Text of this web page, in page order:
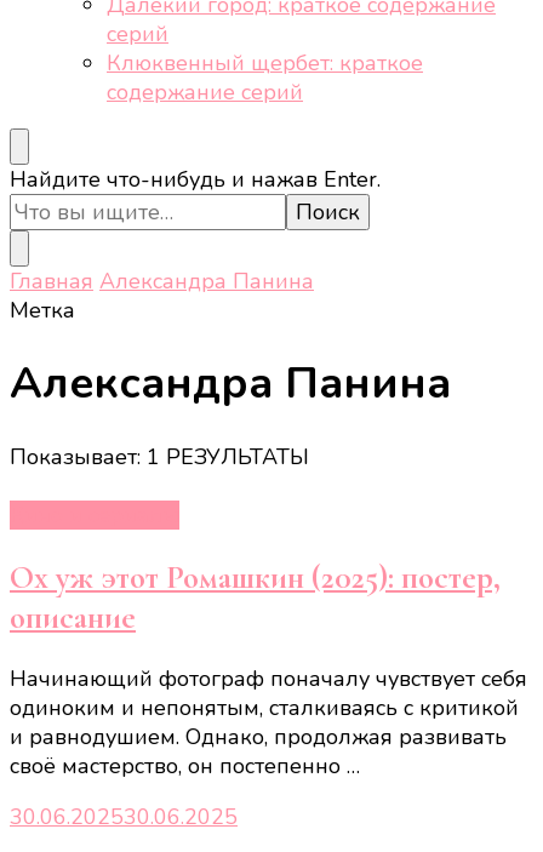
серий
Клюквенный щербет: краткое
содержание серий
Ищите
что-
то?
Найдите что-нибудь и нажав Enter.
Главная Александра Панина
Метка
Александра Панина
Показывает: 1 РЕЗУЛЬТАТЫ
Ох уж этот Ромашкин (2025): постер,
описание
Начинающий фотограф поначалу чувствует себя
одиноким и непонятым, сталкиваясь с критикой
и равнодушием. Однако, продолжая развивать
своё мастерство, он постепенно …
30.06.202530.06.2025